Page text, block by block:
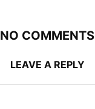
NO COMMENTS
LEAVE A REPLY